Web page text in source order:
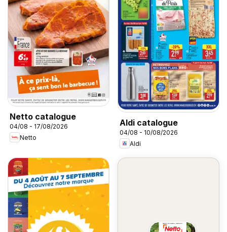
Netto catalogue
04/08 - 17/08/2026
Netto
Aldi catalogue
04/08 - 10/08/2026
Aldi